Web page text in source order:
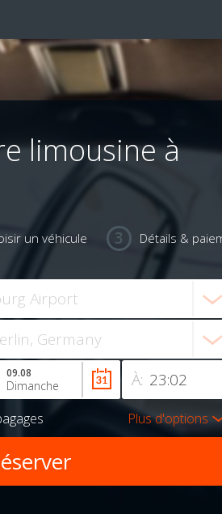
limousine à
un véhicule Détails &
À:
09.08
Dimanche
Plus d'options